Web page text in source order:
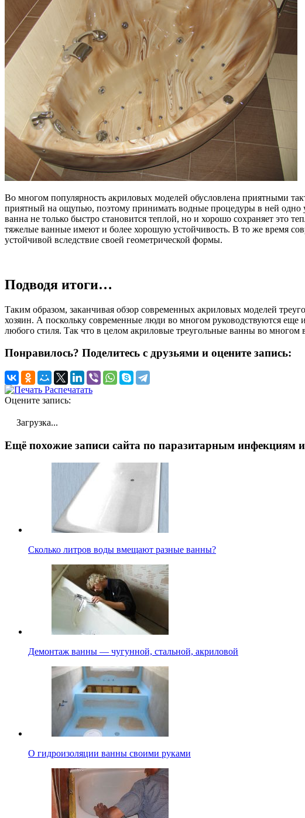
Во многом популярность акриловых моделей обусловлена приятными
приятный на ощупью, поэтому принимать водные процедуры в ней одно
ванна не только быстро становится теплой, но и хорошо сохраняет это
тяжелые ванные имеют и более хорошую устойчивость. В то же время
устойчивой вследствие своей геометрической формы.
Подводя итоги…
Таким образом, заканчивая обзор современных акриловых моделей
хозяин. А поскольку современные люди во многом руководствуются
любого стиля. Так что в целом акриловые треугольные ванны во
Понравилось? Поделитесь с друзьями и оцените запись:
Распечатать
Оцените запись:
Загрузка...
Ещё похожие записи сайта по паразитарным инфекциям
Сколько литров воды вмещают разные ванны?
Демонтаж ванны — чугунной, стальной, акриловой
О гидроизоляции ванны своими руками